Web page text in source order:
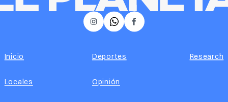
𝕏 Facebook
Instagram
Inicio
Locales
Deportes
Opinión
Research